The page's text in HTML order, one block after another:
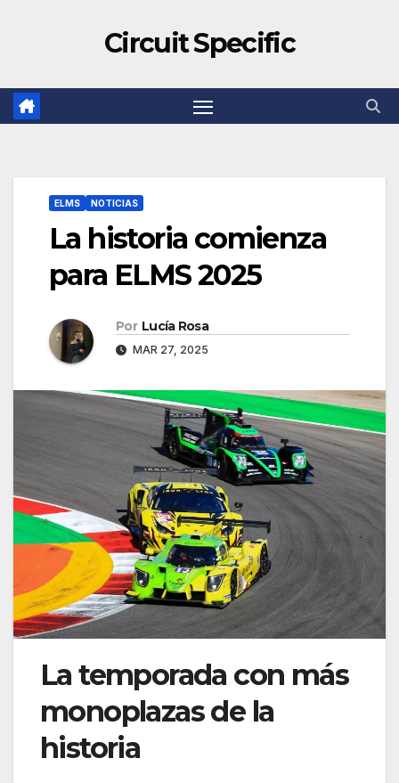
Circuit Specific
ELMS NOTICIAS
La historia comienza
para ELMS 2025
Por Lucía Rosa
MAR 27, 2025
La temporada con más
monoplazas de la
historia